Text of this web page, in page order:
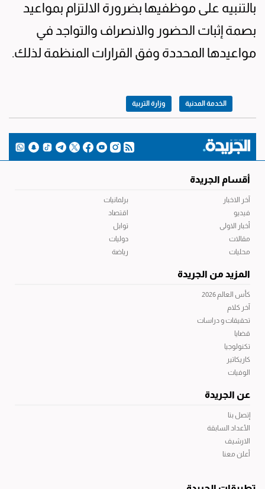
بالتنبيه على موظفيها بضرورة الالتزام بمواعيد
بصمة إثبات الحضور والانصراف والتواجد في
مواعيدها المحددة وفق القرارات المنظمة لذلك.
الخدمة المدنية وزارة التربية
أقسام الجريدة
آخر الاخبار
فيديو
أخبار الاولى
مقالات
محليات
برلمانيات
اقتصاد
توابل
دوليات
رياضة
المزيد من الجريدة
كأس العالم 2026
آخر كلام
تحقيقات و دراسات
قضايا
تكنولوجيا
كاريكاتير
الوفيات
عن الجريدة
إتصل بنا
الأعداد السابقة
الارشيف
أعلن معنا